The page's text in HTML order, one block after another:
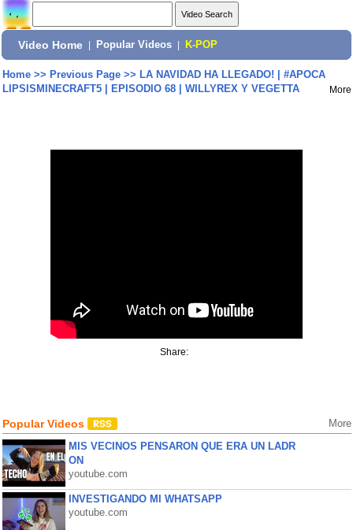
Video Home Popular Videos K-POP
Home>> Previous Page>> LA NAVIDAD HA LLEGADO! | #APOCA
LIPSISMINECRAFT5 | EPISODIO 68 | WILLYREX Y VEGETTA
More
Share:
Popular Videos More
MIS VECINOS PENSARON QUE ERA UN LADR
ON
youtube.com
INVESTIGANDO MI WHATSAPP
youtube.com